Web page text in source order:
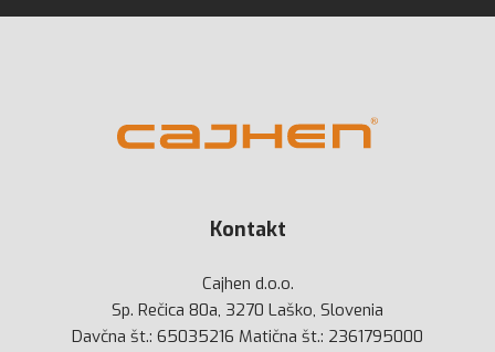
Kontakt
Cajhen d.o.o.
Sp. Rečica 80a, 3270 Laško, Slovenia
Davčna št.: 65035216 Matična št.: 2361795000